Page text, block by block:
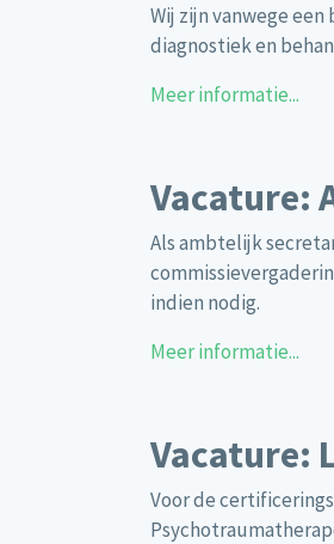
Wij zijn vanwege
diagnostiek en
Meer informatie...
Vacature:
Als ambtelijk
indien nodig.
Meer informatie...
Vacature:
Voor de